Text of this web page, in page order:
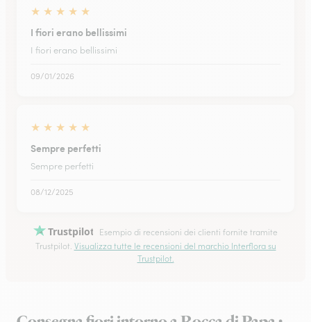
★ ★ ★ ★ ★
I fiori erano bellissimi
I fiori erano bellissimi
09/01/2026
★ ★ ★ ★ ★
Sempre perfetti
Sempre perfetti
08/12/2025
Trustpilot
Esempio di recensioni dei clienti fornite tramite
Trustpilot. Visualizza tutte le recensioni del marchio Interflora su
Trustpilot.